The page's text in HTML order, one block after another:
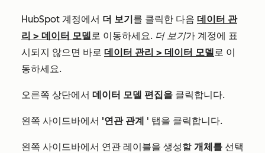
HubSpot 계정에서 더 보기를 클릭한 다음 데이터 관
리 > 데이터 모델로 이동하세요. 더 보기가 계정에 표
시되지 않으면 바로 데이터 관리 > 데이터 모델로 이
동하세요.
오른쪽 상단에서 데이터 모델 편집을 클릭합니다.
왼쪽 사이드바에서 '연관 관계 ' 탭을 클릭합니다.
왼쪽 사이드바에서 연관 레이블을 생성할 개체를 선택